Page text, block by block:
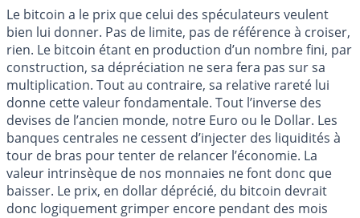
Le bitcoin a le prix que celui des spéculateurs veulent
bien lui donner. Pas de limite, pas de référence à croiser,
rien. Le bitcoin étant en production d’un nombre fini, par
construction, sa dépréciation ne sera fera pas sur sa
multiplication. Tout au contraire, sa relative rareté lui
donne cette valeur fondamentale. Tout l’inverse des
devises de l’ancien monde, notre Euro ou le Dollar. Les
banques centrales ne cessent d’injecter des liquidités à
tour de bras pour tenter de relancer l’économie. La
valeur intrinsèque de nos monnaies ne font donc que
baisser. Le prix, en dollar déprécié, du bitcoin devrait
donc logiquement grimper encore pendant des mois